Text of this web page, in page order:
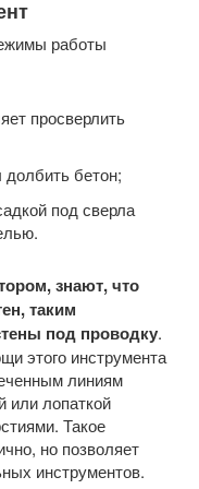
работы
просверлить
бетон;
под сверла
знают, что
таким
под проводку.
этого инструмента
линиям
или лопаткой
Такое
но позволяет
инструментов.